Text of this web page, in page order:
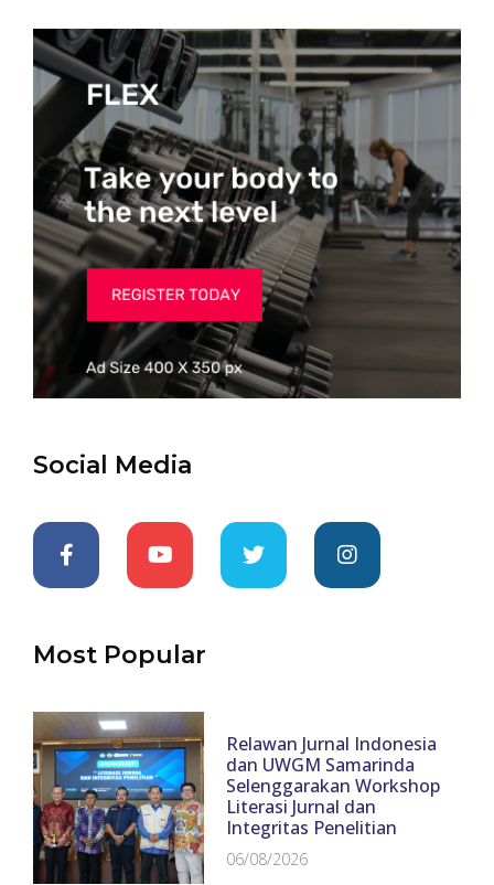
Social Media
Most Popular
Relawan Jurnal Indonesia
dan UWGM Samarinda
Selenggarakan Workshop
Literasi Jurnal dan
Integritas Penelitian
06/08/2026